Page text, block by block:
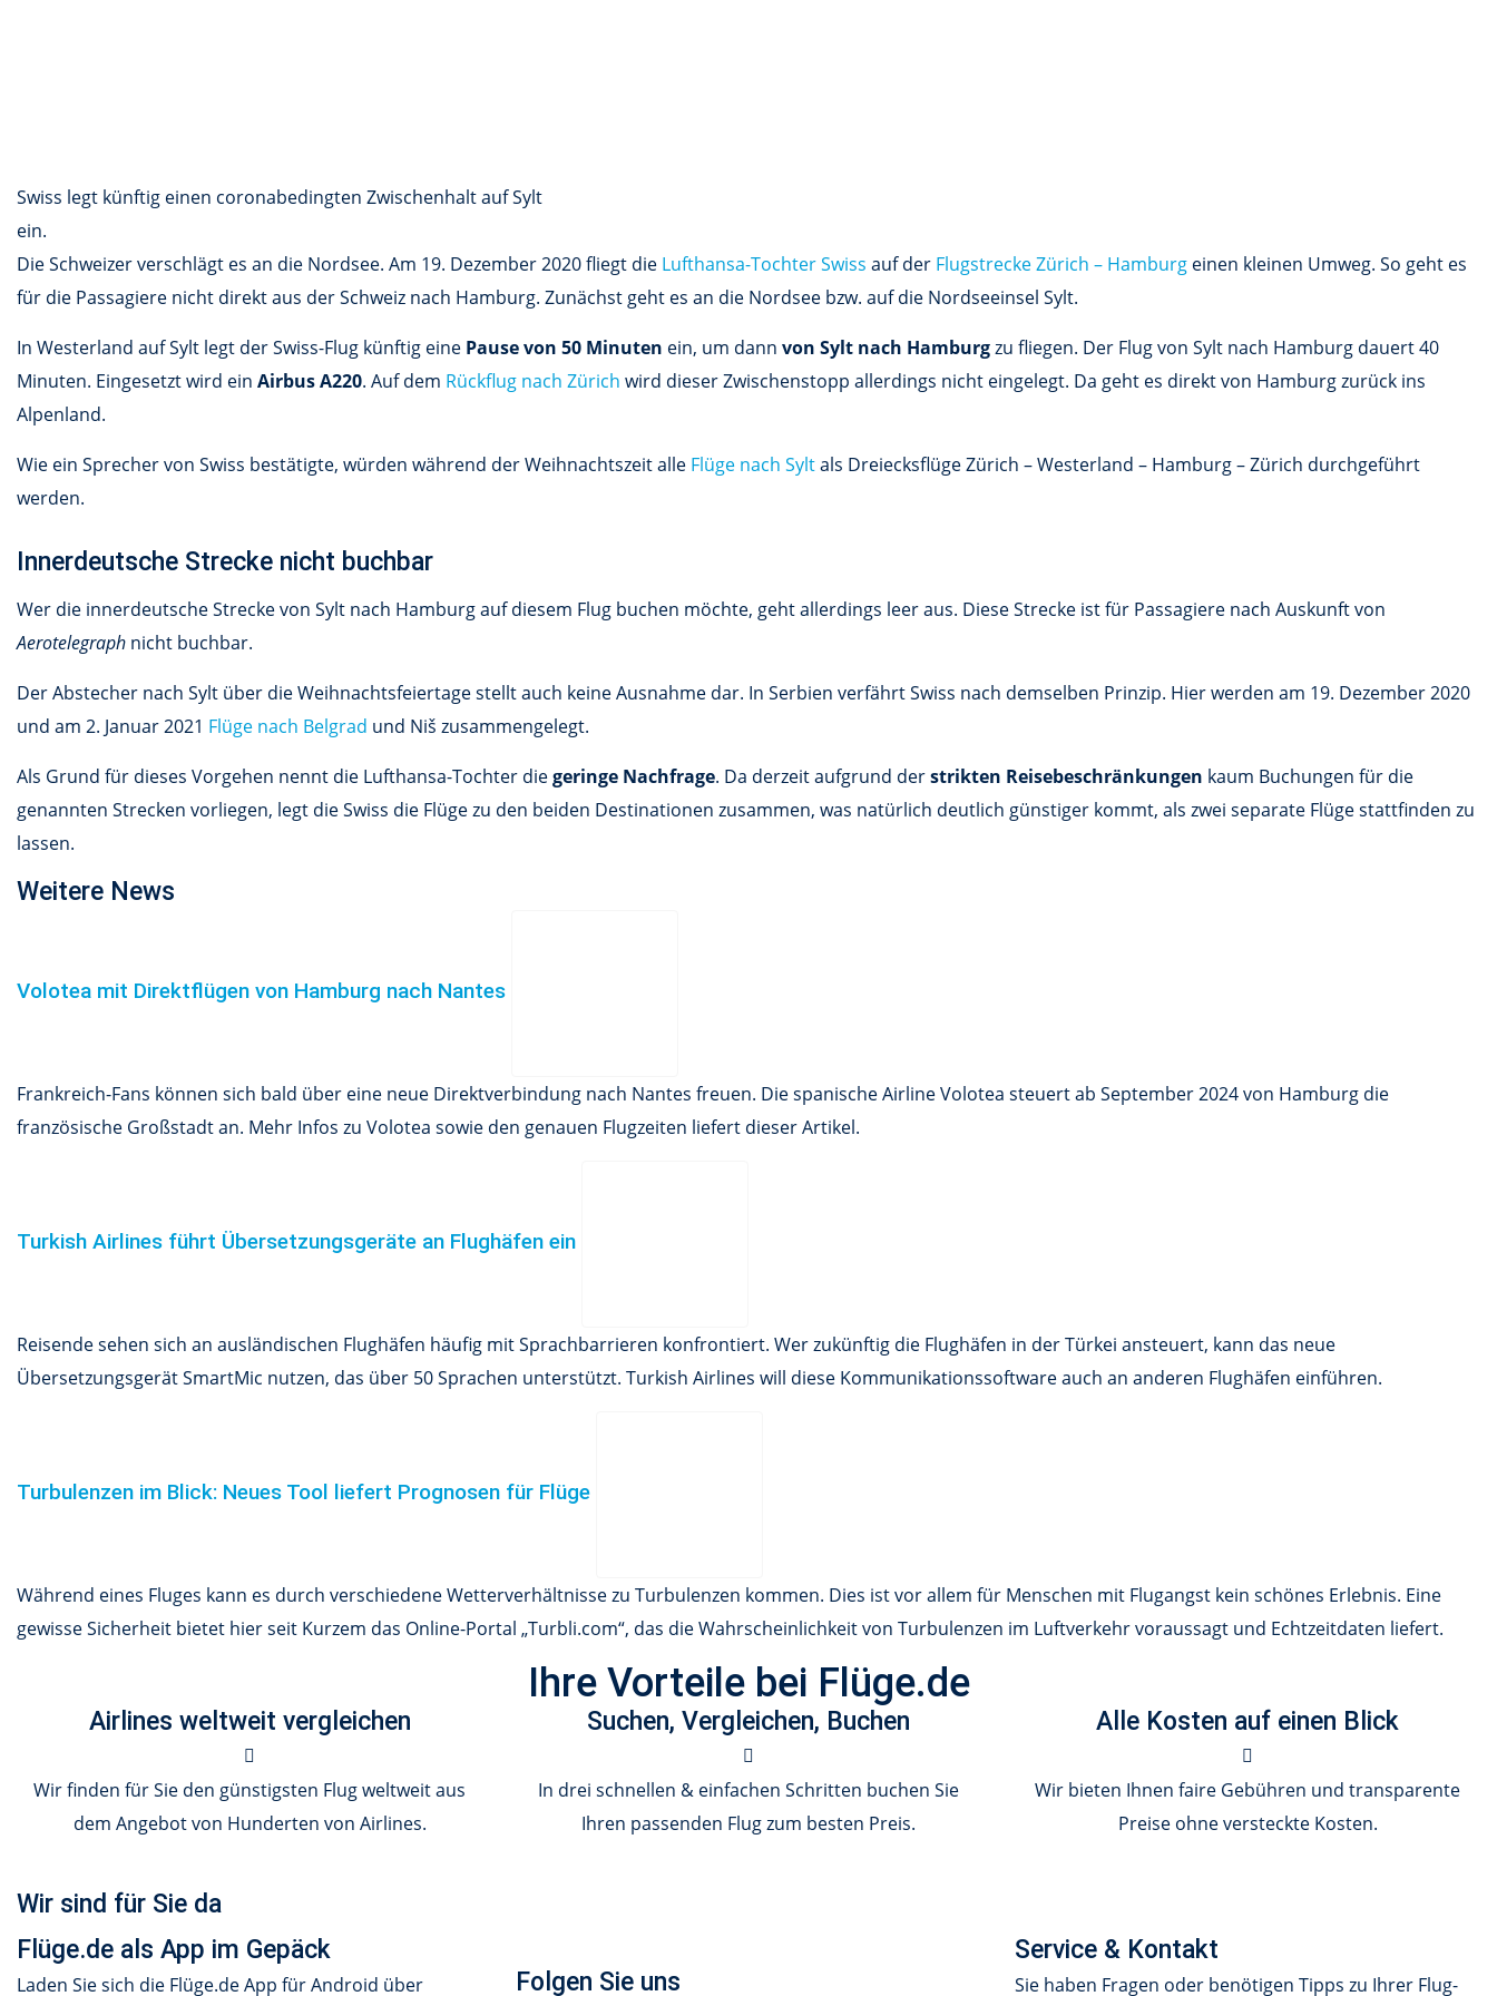
Swiss legt künftig einen coronabedingten Zwischenhalt auf Sylt
ein.
Die Schweizer verschlägt es an die Nordsee. Am 19. Dezember 2020 fliegt die Lufthansa-Tochter Swiss auf der Flugstrecke Zürich – Hamburg einen kleinen Umweg. So geht es
für die Passagiere nicht direkt aus der Schweiz nach Hamburg. Zunächst geht es an die Nordsee bzw. auf die Nordseeinsel Sylt.
In Westerland auf Sylt legt der Swiss-Flug künftig eine Pause von 50 Minuten ein, um dann von Sylt nach Hamburgzu fliegen. Der Flug von Sylt nach Hamburg dauert 40
Minuten. Eingesetzt wird ein Airbus A220. Auf dem Rückflug nach Zürich wird dieser Zwischenstopp allerdings nicht eingelegt. Da geht es direkt von Hamburg zurück ins
Alpenland.
Wie ein Sprecher von Swiss bestätigte, würden während der Weihnachtszeit alle Flüge nach Syltals Dreiecksflüge Zürich – Westerland – Hamburg – Zürich durchgeführt
werden.
Innerdeutsche Strecke nicht buchbar
Wer die innerdeutsche Strecke von Sylt nach Hamburg auf diesem Flug buchen möchte, geht allerdings leer aus. Diese Strecke ist für Passagiere nach Auskunft von
Aerotelegraph nicht buchbar.
Der Abstecher nach Sylt über die Weihnachtsfeiertage stellt auch keine Ausnahme dar. In Serbien verfährt Swiss nach demselben Prinzip. Hier werden am 19. Dezember 2020
und am 2. Januar 2021 Flüge nach Belgrad und Niš zusammengelegt.
Als Grund für dieses Vorgehen nennt die Lufthansa-Tochter diegeringe Nachfrage. Da derzeit aufgrund derstrikten Reisebeschränkungen kaum Buchungen für die
genannten Strecken vorliegen, legt die Swiss die Flüge zu den beiden Destinationen zusammen, was natürlich deutlich günstiger kommt, als zwei separate Flüge stattfinden zu
lassen.
Weitere News
Volotea mit Direktflügen von Hamburg nach Nantes
Frankreich-Fans können sich bald über eine neue Direktverbindung nach Nantes freuen. Die spanische Airline Volotea steuert ab September 2024 von Hamburg die
französische Großstadt an. Mehr Infos zu Volotea sowie den genauen Flugzeiten liefert dieser Artikel.
Turkish Airlines führt Übersetzungsgeräte an Flughäfen ein
Reisende sehen sich an ausländischen Flughäfen häufig mit Sprachbarrieren konfrontiert. Wer zukünftig die Flughäfen in der Türkei ansteuert, kann das neue
Übersetzungsgerät SmartMic nutzen, das über 50 Sprachen unterstützt. Turkish Airlines will diese Kommunikationssoftware auch an anderen Flughäfen einführen.
Turbulenzen im Blick: Neues Tool liefert Prognosen für Flüge
Während eines Fluges kann es durch verschiedene Wetterverhältnisse zu Turbulenzen kommen. Dies ist vor allem für Menschen mit Flugangst kein schönes Erlebnis. Eine
gewisse Sicherheit bietet hier seit Kurzem das Online-Portal „Turbli.com“, das die Wahrscheinlichkeit von Turbulenzen im Luftverkehr voraussagt und Echtzeitdaten liefert.
Ihre Vorteile bei Flüge.de
Airlines weltweit vergleichen
Wir finden für Sie den günstigsten Flug weltweit aus
dem Angebot von Hunderten von Airlines.
Suchen, Vergleichen, Buchen
In drei schnellen & einfachen Schritten buchen Sie
Ihren passenden Flug zum besten Preis.
Alle Kosten auf einen Blick
Wir bieten Ihnen faire Gebühren und transparente
Preise ohne versteckte Kosten.
Wir sind für Sie da
Flüge.de als App im Gepäck
Laden Sie sich die Flüge.de App für Android über Folgen Sie uns
Service & Kontakt
Sie haben Fragen oder benötigen Tipps zu Ihrer Flug-